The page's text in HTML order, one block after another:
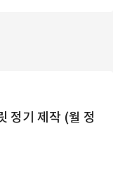
정기 제작 (월 정